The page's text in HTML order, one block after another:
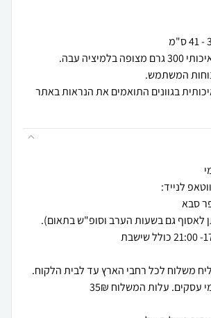
בגוונים התואמים את הנראות באתר